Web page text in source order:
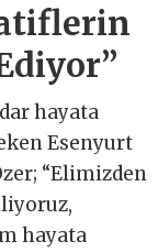
hayata
Esenyurt
“Elimizden
hayata